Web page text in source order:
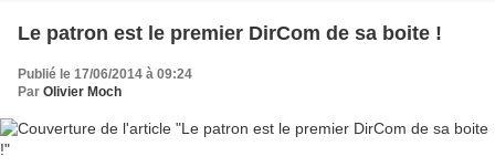
Le patron est le premier DirCom de sa boite !
Publié le 17/06/2014 à 09:24
Par Olivier Moch